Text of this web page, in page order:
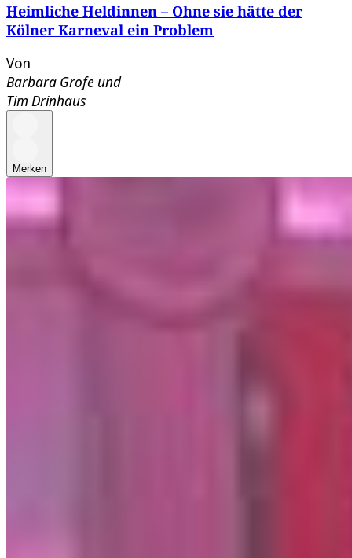
Heimliche Heldinnen – Ohne sie hätte der
Kölner Karneval ein Problem
Von
Barbara Grofe und
Tim Drinhaus
Merken